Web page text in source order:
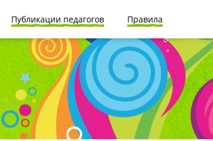
Публикации педагогов Правила